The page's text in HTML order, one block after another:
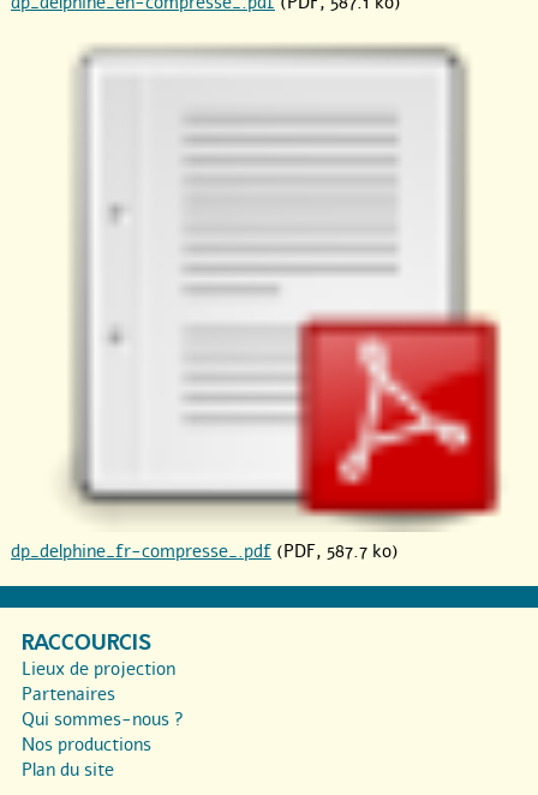
dp_delphine_fr-compresse_.pdf (PDF, 587.7 ko)
RACCOURCIS
Lieux de projection
Partenaires
Qui sommes-nous ?
Nos productions
Plan du site